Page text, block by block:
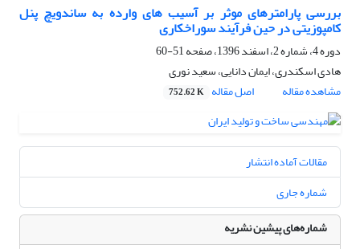
بررسی پارامترهای موثر بر آسیب های وارده به ساندویچ پنل
کامپوزیتی در حین فرآیند سوراخکاری
دوره 4، شماره 2، اسفند 1396، صفحه
51-60
هادی اسکندری، ایمان دانایی، سعید نوری
مشاهده مقاله
اصل مقاله 752.62 K
مقالات آماده انتشار
شماره جاری
شماره‌های پیشین نشریه